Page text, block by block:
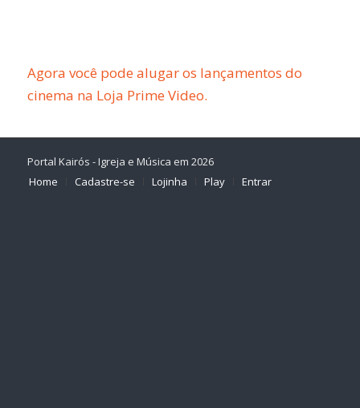
Agora você pode alugar os lançamentos do
cinema na Loja Prime Video.
Portal Kairós - Igreja e Música em 2026
Home
Cadastre-se Lojinha Play Entrar